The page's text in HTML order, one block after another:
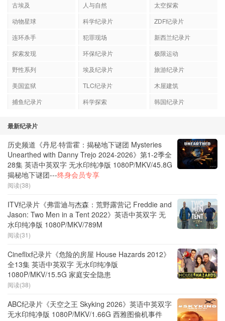
古埃及
人与自然
太空探索
动物星球
科学纪录片
ZDF纪录片
连环杀手
犯罪现场
新西兰纪录片
探索发现
环保纪录片
极限运动
野性系列
埃及纪录片
旅游纪录片
美国监狱
TLC纪录片
木屋建筑
捕鱼纪录片
科学探索 韩国纪录片
最新纪录片
历史频道《丹尼·特雷霍：揭秘地下谜团 Mysteries
Unearthed with Danny Trejo 2024-2026》第1-2季全
28集 英语中英双字 无水印纯净版 1080P/MKV/45.8G
揭秘地下谜团---终身会员专享
阅读(38)
ITV纪录片《弗雷迪与杰森：荒野露营记 Freddie and
Jason: Two Men in a Tent 2022》英语中英双字 无
水印纯净版 1080P/MKV/789M
阅读(31)
Cineflix纪录片《危险的房屋 House Hazards 2012》
全13集 英语中英双字 无水印纯净版
1080P/MKV/15.5G 家庭安全隐患
阅读(38)
ABC纪录片《天空之王 Skyking 2026》英语中英双字
无水印纯净版 1080P/MKV/1.66G 西雅图偷机事件